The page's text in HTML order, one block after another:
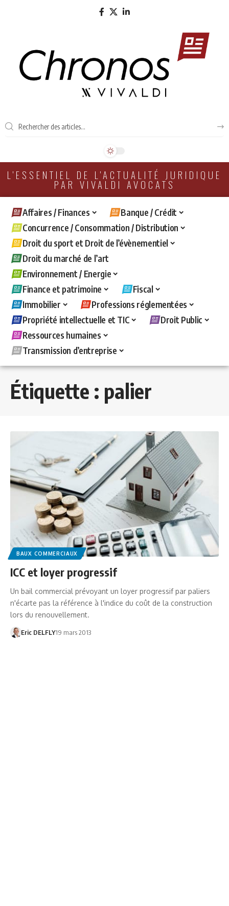
L'ESSENTIEL DE L'ACTUALITÉ JURIDIQUE
PAR VIVALDI AVOCATS
Affaires / Finances
Banque / Crédit
Concurrence / Consommation / Distribution
Droit du sport et Droit de l’évènementiel
Droit du marché de l’art
Environnement / Energie
Finance et patrimoine
Fiscal
Immobilier
Professions réglementées
Propriété intellectuelle et TIC
Droit Public
Ressources humaines
Transmission d’entreprise
Étiquette : palier
BAUX COMMERCIAUX
ICC et loyer progressif
Un bail commercial prévoyant un loyer progressif par paliers
n'écarte pas la référence à l'indice du coût de la construction
lors du renouvellement.
Eric DELFLY19 mars 2013